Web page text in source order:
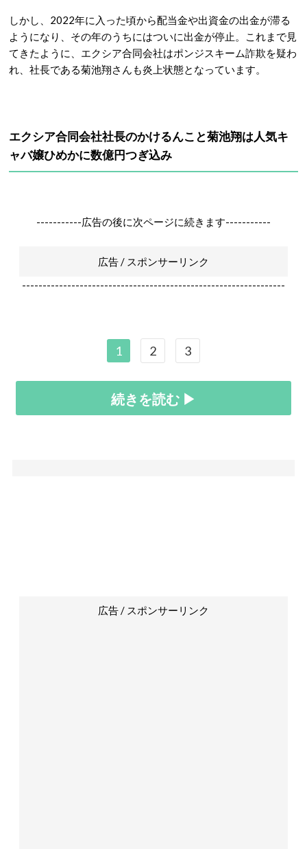
しかし、2022年に入った頃から配当金や出資金の出金が滞る
ようになり、その年のうちにはついに出金が停止。これまで見
てきたように、エクシア合同会社はポンジスキーム詐欺を疑わ
れ、社長である菊池翔さんも炎上状態となっています。
エクシア合同会社社長のかけるんこと菊池翔は人気キ
ャバ嬢ひめかに数億円つぎ込み
-----------広告の後に次ページに続きます-----------
広告 / スポンサーリンク
----------------------------------------------------------------
1 2 3
続きを読む ▶
広告 / スポンサーリンク